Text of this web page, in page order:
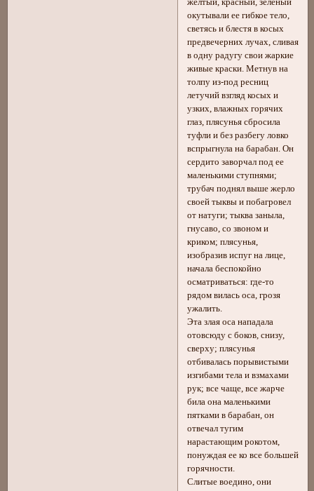
окутывали ее гибкое тело,
светясь и блестя в косых
предвечерних лучах, сливая
в одну радугу свои жаркие
живые краски. Метнув на
толпу из-под ресниц
летучий взгляд косых и
узких, влажных горячих
глаз, плясунья сбросила
туфли и без разбегу ловко
вспрыгнула на барабан. Он
сердито заворчал под ее
маленькими ступнями;
трубач поднял выше жерло
своей тыквы и побагровел
от натуги; тыква заныла,
гнусаво, со звоном и
криком; плясунья,
изобразив испуг на лице,
начала беспокойно
осматриваться: где-то
рядом вилась оса, грозя
ужалить.
Эта злая оса нападала
отовсюду с боков, снизу,
сверху; плясунья
отбивалась порывистыми
изгибами тела и взмахами
рук; все чаще, все жарче
била она маленькими
пятками в барабан, он
отвечал тугим
нарастающим рокотом,
понуждая ее ко все большей
горячности.
Слитые воедино, они